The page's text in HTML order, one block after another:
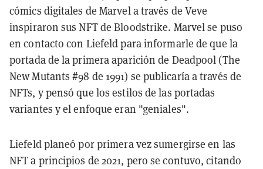
cómics digitales de Marvel a través de Veve
inspiraron sus NFT de Bloodstrike. Marvel se puso
en contacto con Liefeld para informarle de que la
portada de la primera aparición de Deadpool (The
New Mutants #98 de 1991) se publicaría a través de
NFTs, y pensó que los estilos de las portadas
variantes y el enfoque eran "geniales".
Liefeld planeó por primera vez sumergirse en las
NFT a principios de 2021, pero se contuvo, citando